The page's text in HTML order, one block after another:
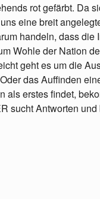
rot gefärbt. Da
eine breit
handeln, dass die
Wohle der Nation
geht es um die
das Auffinden
als erstes findet,
sucht Antworten